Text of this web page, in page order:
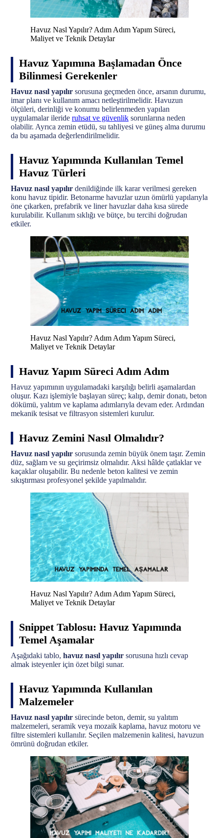
Havuz Nasl Yapılır? Adım Adım Yapım Süreci,
Maliyet ve Teknik Detaylar
Havuz Yapımına Başlamadan Önce
Bilinmesi Gerekenler
Havuz nasıl yapılır sorusuna geçmeden önce, arsanın durumu,
imar planı ve kullanım amacı netleştirilmelidir. Havuzun
ölçüleri, derinliği ve konumu belirlenmeden yapılan
uygulamalar ileride ruhsat ve güvenlik sorunlarına neden
olabilir. Ayrıca zemin etüdü, su tahliyesi ve güneş alma durumu
da bu aşamada değerlendirilmelidir.
Havuz Yapımında Kullanılan Temel
Havuz Türleri
Havuz nasıl yapılır denildiğinde ilk karar verilmesi gereken
konu havuz tipidir. Betonarme havuzlar uzun ömürlü yapılarıyla
öne çıkarken, prefabrik ve liner havuzlar daha kısa sürede
kurulabilir. Kullanım sıklığı ve bütçe, bu tercihi doğrudan
etkiler.
Havuz Nasl Yapılır? Adım Adım Yapım Süreci,
Maliyet ve Teknik Detaylar
Havuz Yapım Süreci Adım Adım
Havuz yapımının uygulamadaki karşılığı belirli aşamalardan
oluşur. Kazı işlemiyle başlayan süreç; kalıp, demir donatı, beton
dökümü, yalıtım ve kaplama adımlarıyla devam eder. Ardından
mekanik tesisat ve filtrasyon sistemleri kurulur.
Havuz Zemini Nasıl Olmalıdır?
Havuz nasıl yapılır sorusunda zemin büyük önem taşır. Zemin
düz, sağlam ve su geçirimsiz olmalıdır. Aksi hâlde çatlaklar ve
kaçaklar oluşabilir. Bu nedenle beton kalitesi ve zemin
sıkıştırması profesyonel şekilde yapılmalıdır.
Havuz Nasl Yapılır? Adım Adım Yapım Süreci,
Maliyet ve Teknik Detaylar
Snippet Tablosu: Havuz Yapımında
Temel Aşamalar
Aşağıdaki tablo, havuz nasıl yapılır sorusuna hızlı cevap
almak isteyenler için özet bilgi sunar.
Havuz Yapımında Kullanılan
Malzemeler
Havuz nasıl yapılır sürecinde beton, demir, su yalıtım
malzemeleri, seramik veya mozaik kaplama, havuz motoru ve
filtre sistemleri kullanılır. Seçilen malzemenin kalitesi, havuzun
ömrünü doğrudan etkiler.